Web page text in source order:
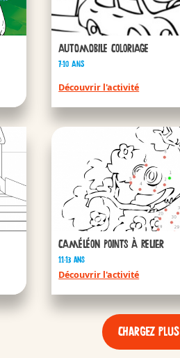
Automobile coloriage
7-10 ans
Découvrir l'activité
Caméléon points à relier
11-13 ans
Découvrir l'activité
Chargez plus